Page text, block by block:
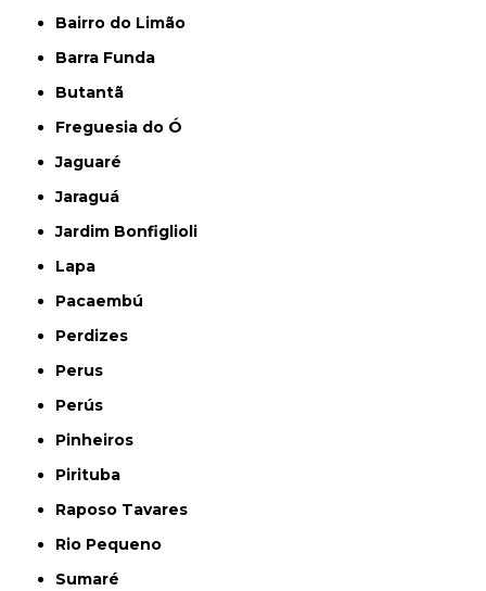
Bairro do Limão
Barra Funda
Butantã
Freguesia do Ó
Jaguaré
Jaraguá
Jardim Bonfiglioli
Lapa
Pacaembú
Perdizes
Perus
Perús
Pinheiros
Pirituba
Raposo Tavares
Rio Pequeno
Sumaré